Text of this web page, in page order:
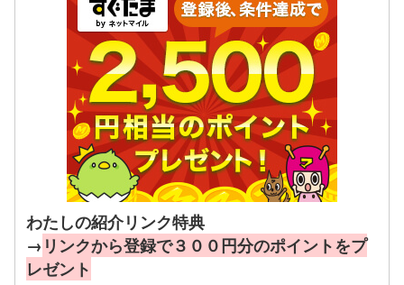
わたしの紹介リンク特典
→ リンクから登録で３００円分のポイントをプ
レゼント